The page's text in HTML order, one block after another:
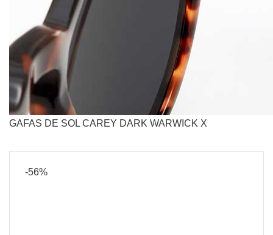
GAFAS DE SOL CAREY DARK WARWICK X
-56%